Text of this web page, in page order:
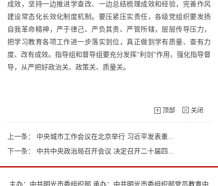
成效，坚持一边推进学查改、一边总结梳理成效和经验，完善作风
建设常态化长效化制度机制。要压紧压实责任，各级党组织要发扬
自我革命精神，严于律己、严负其责、严管所辖，层层传导压力，
把学习教育各项工作进一步落实到位，真正做到学有质量、查有力
度、改有成效。指导组和督导组要充分发挥“利剑”作用，强化指导督
导，从严把好政治关、政策关、质量关。
顶部 关闭
上一条： 中央城市工作会议在北京举行 习近平发表重...
下一条： 中共中央政治局召开会议 决定召开二十届四...
主办：中共明光市委组织部 承办：中共明光市委组织部党员教育中